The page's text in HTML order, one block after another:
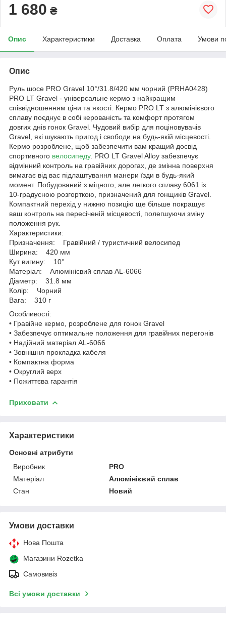
1 680 ₴
Опис Характеристики Доставка Оплата Умови
Опис
Руль шосе PRO Gravel 10°/31.8/420 мм чорний (PRHA0428)
PRO LT Gravel - універсальне кермо з найкращим
співвідношенням ціни та якості. Кермо PRO LT з алюмінієвого
сплаву поєднує в собі керованість та комфорт протягом
довгих днів гонок Gravel. Чудовий вибір для поціновувачів
Gravel, які шукають пригод і свободи на будь-якій місцевості.
Кермо розроблене, щоб забезпечити вам кращий досвід
спортивного велосипеду. PRO LT Gravel Alloy забезпечує
відмінний контроль на гравійних дорогах, де змінна поверхня
вимагає від вас підлаштування манери їзди в будь-який
момент. Побудований з міцного, але легкого сплаву 6061 із
10-градусною розгорткою, призначений для гонщиків Gravel.
Компактний перехід у нижню позицію ще більше покращує
ваш контроль на пересіченій місцевості, полегшуючи зміну
положення рук.
Характеристики:
Призначення: Гравійний / туристичний велосипед
Ширина: 420 мм
Кут вигину: 10°
Матеріал: Алюмінієвий сплав AL-6066
Діаметр: 31.8 мм
Колір: Чорний
Вага: 310 г
Особливості:
• Гравійне кермо, розроблене для гонок Gravel
• Забезпечує оптимальне положення для гравійних перегонів
• Надійний матеріал AL-6066
• Зовнішня прокладка кабеля
• Компактна форма
• Округлий верх
• Пожиттєва гарантія
Приховати
Характеристики
Основні атрибути
Виробник
PRO
Матеріал
Алюмінієвий сплав
Стан
Новий
Умови доставки
Нова Пошта
Магазини Rozetka
Самовивіз
Всі умови доставки